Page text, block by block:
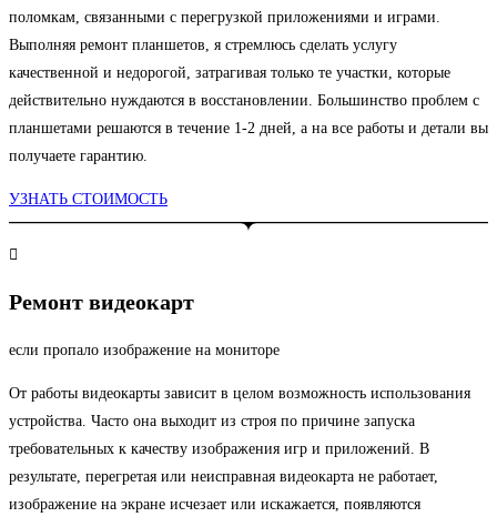
поломкам, связанными с перегрузкой приложениями и играми.
Выполняя ремонт планшетов, я стремлюсь сделать услугу
качественной и недорогой, затрагивая только те участки, которые
действительно нуждаются в восстановлении. Большинство проблем с
планшетами решаются в течение 1-2 дней, а на все работы и детали вы
получаете гарантию.
УЗНАТЬ СТОИМОСТЬ
Ремонт видеокарт
если пропало изображение на мониторе
От работы видеокарты зависит в целом возможность использования
устройства. Часто она выходит из строя по причине запуска
требовательных к качеству изображения игр и приложений. В
результате, перегретая или неисправная видеокарта не работает,
изображение на экране исчезает или искажается, появляются